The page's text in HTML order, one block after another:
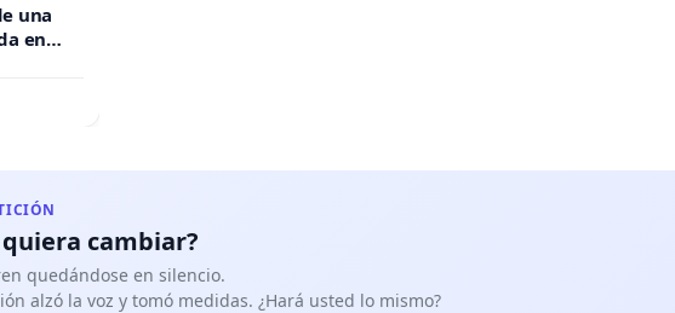
una
en
cambiar?
quedándose en silencio.
alzó la voz y tomó medidas. ¿Hará usted lo mismo?